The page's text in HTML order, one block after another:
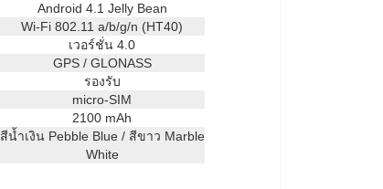
Android 4.1 Jelly Bean
Wi-Fi 802.11 a/b/g/n (HT40)
เวอร์ชั่น 4.0
GPS / GLONASS
รองรับ
micro-SIM
2100 mAh
สีน้ำเงิน Pebble Blue / สีขาว Marble
White